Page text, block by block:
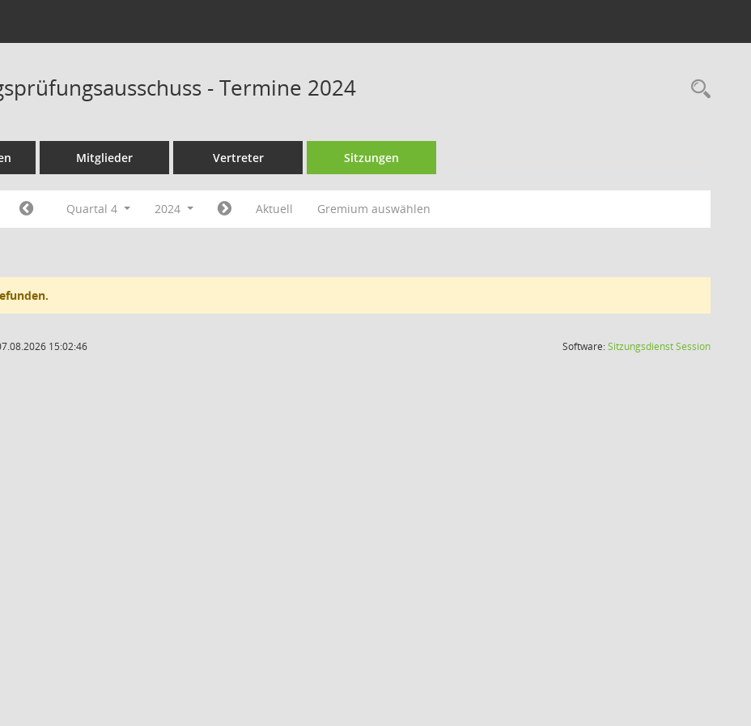
- Termine 2024
Mitglieder Vertreter Sitzungen
Quartal 4 2024 Aktuell Gremium auswählen
15:02:46 Software:SitzungsdienstSession(Wird in